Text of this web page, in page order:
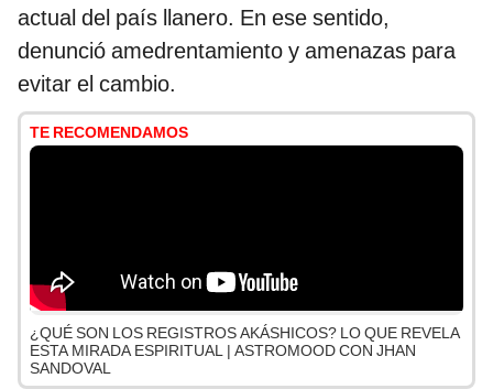
actual del país llanero. En ese sentido,
denunció amedrentamiento y amenazas para
evitar el cambio.
TE RECOMENDAMOS
¿QUÉ SON LOS REGISTROS AKÁSHICOS? LO QUE REVELA
ESTA MIRADA ESPIRITUAL | ASTROMOOD CON JHAN
SANDOVAL